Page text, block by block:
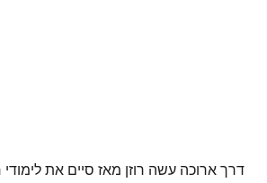
דרך ארוכה עשה רוזן מאז סיים את לימודי